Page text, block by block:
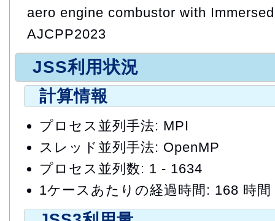
aero engine combustor with
AJCPP2023
JSS利用状況
計算情報
プロセス並列手法: MPI
スレッド並列手法: OpenMP
プロセス並列数: 1 - 1634
1ケースあたりの経過時間: 168 時間